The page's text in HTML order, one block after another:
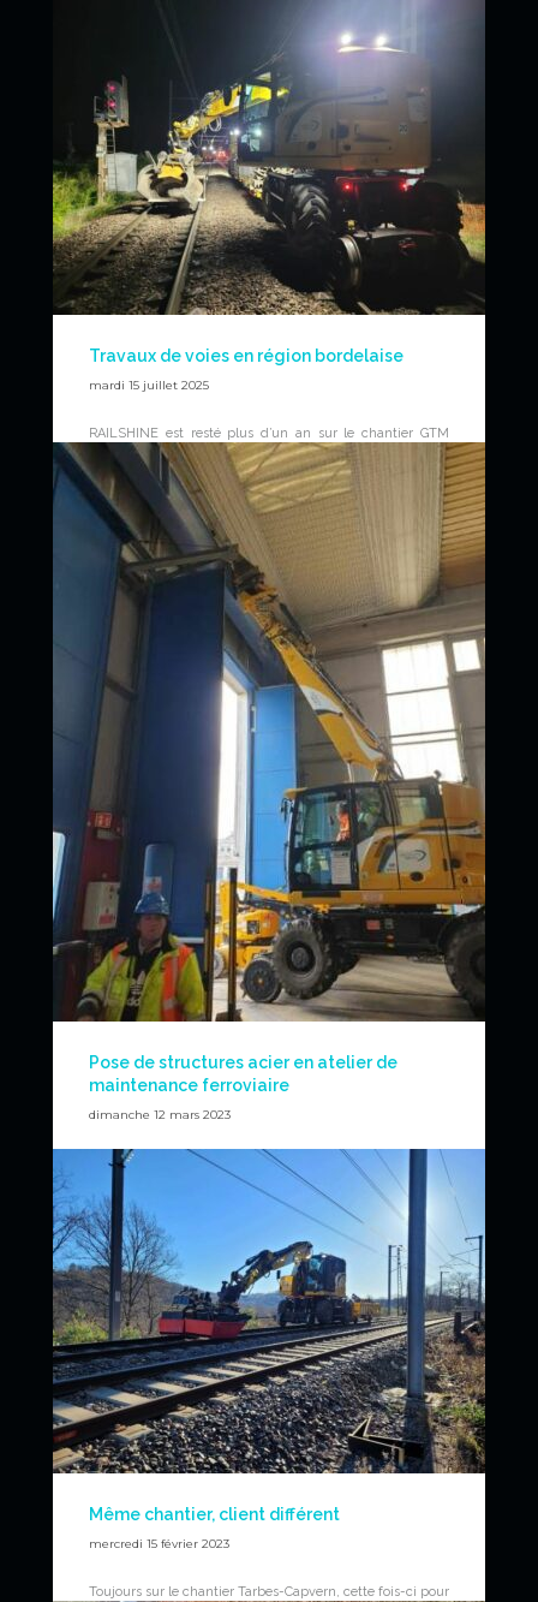
Travaux de voies en région bordelaise
mardi 15 juillet 2025
RAILSHINE est resté plus d’un an sur le chantier GTM
dans la région de Bordeaux pour effectuer tous types de
travaux TP (terrassement, caniveaux, manutention, etc.)
avec deux pelles rail-route. Il s’agissait de travaux de nuit,
du dimanche au jeudi soir.
Pose de structures acier en atelier de
maintenance ferroviaire
dimanche 12 mars 2023
Chantier extraordinaire de levage de poutres en acier
pour renforcer la structure d’un bâtiment SNCF à l’atelier
de maintenance de Joncherolles.
Levage de poutres de 6 tonnes à 9 mètres de hauteur
grâce à deux pelles rail-route et aux bras de
manutention.
News
Même chantier, client différent
mercredi 15 février 2023
Toujours sur le chantier Tarbes-Capvern, cette fois-ci pour